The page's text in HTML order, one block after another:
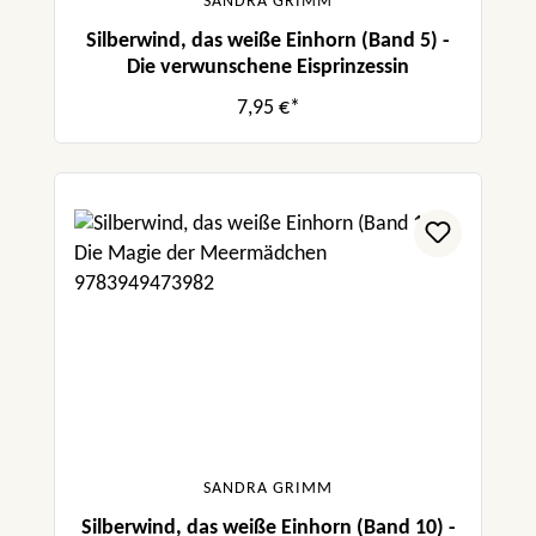
Silberwind, das weiße Einhorn (Band 5) -
Die verwunschene Eisprinzessin
7,95 €*
SANDRA GRIMM
Silberwind, das weiße Einhorn (Band 10) -